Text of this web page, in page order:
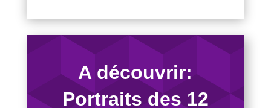
A découvrir:
Portraits des 12